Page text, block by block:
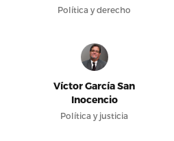
Política y derecho
Víctor García San
Inocencio
Política y justicia